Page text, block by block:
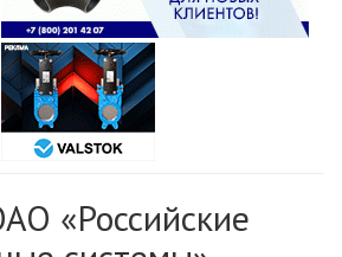
«Российские